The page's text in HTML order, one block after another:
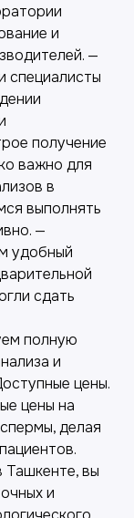
и
—
специалисты
получение
важно для
в
выполнять
—
удобный
сдать
полную
и
цены.
цены на
делая
вы
и